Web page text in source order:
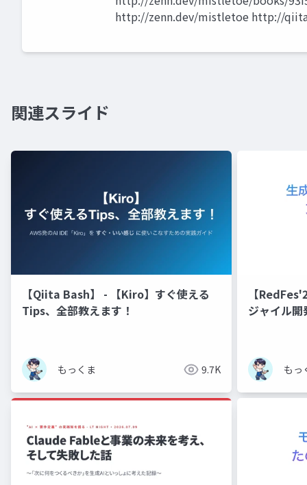
http://zenn.dev/mistletoe http://
関連スライド
【Qiita Bash】 - 【Kiro】すぐ使える
Tips、全部教えます！
もっくま 9.7K
【
ジャイル開
もっ